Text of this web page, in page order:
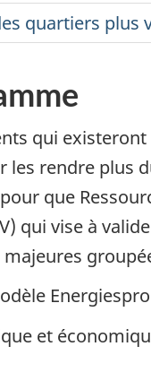
qui
les rendre plus
que
qui vise à
et